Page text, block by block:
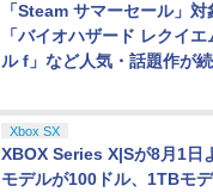
「Steam サマーセール」
「バイオハザード レクイ
ル f」など人気・話題作が
Xbox SX
XBOX Series X|Sが8月1日
モデルが100ドル、1TBモ